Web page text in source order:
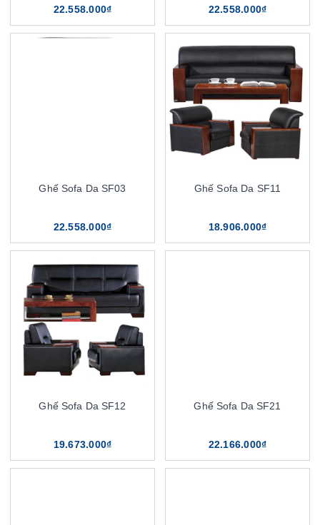
22.558.000₫ 22.558.000₫
Ghế Sofa Da SF03
22.558.000₫
Ghế Sofa Da SF11
18.906.000₫
Ghế Sofa Da SF12
19.673.000₫
Ghế Sofa Da SF21
22.166.000₫